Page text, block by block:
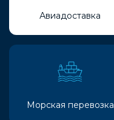
Авиадоставка
Морская перевозка